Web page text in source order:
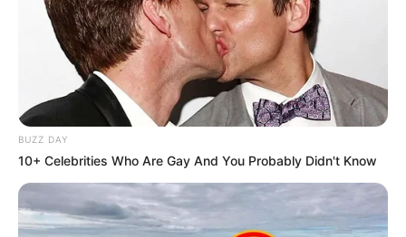
****************************************************
'Parasitas carnívoros comeram meu olho': jovem perde visão
após dormir usando lentes de contato.
BUZZ DAY
10+ Celebrities Who Are Gay And You Probably Didn't Know